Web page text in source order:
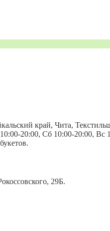
край, Чита,
20:00, Сб 10:00-20:00, Вс
29Б.